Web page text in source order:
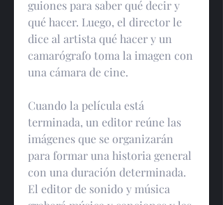
guiones para saber qué decir y
qué hacer. Luego, el director le
dice al artista qué hacer y un
camarógrafo toma la imagen con
una cámara de cine.
Cuando la película está
terminada, un editor reúne las
imágenes que se organizarán
para formar una historia general
con una duración determinada.
El editor de sonido y música